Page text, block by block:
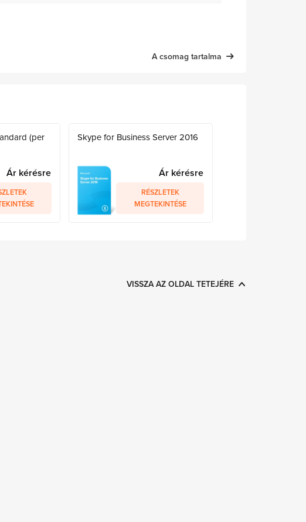
A csomag tartalma
(per
Ár kérésre
Skype for Business Server 2016
Ár kérésre
RÉSZLETEK
MEGTEKINTÉSE
VISSZA AZ OLDAL TETEJÉRE